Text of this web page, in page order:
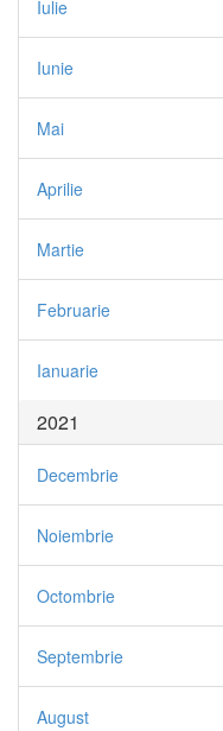
Iulie
Iunie
Mai
Aprilie
Martie
Februarie
Ianuarie
2021
Decembrie
Noiembrie
Octombrie
Septembrie
August